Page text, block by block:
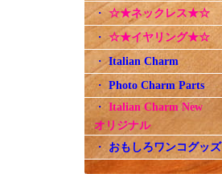
・ ☆★ネックレス★☆
・☆★イヤリング★☆
・Italian Charm
・Photo Charm Parts
・ Italian Charm New
オリジナル
・ おもしろワンコグッズ